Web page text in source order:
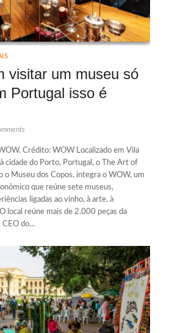
visitar um museu só
Portugal isso é
Crédito: WOW Localizado em Vila
cidade do Porto, Portugal, o The Art of
o Museu dos Copos, integra o WOW, um
que reúne sete museus,
ligadas ao vinho, à arte, à
local reúne mais de 2.000 peças da
CEO do...